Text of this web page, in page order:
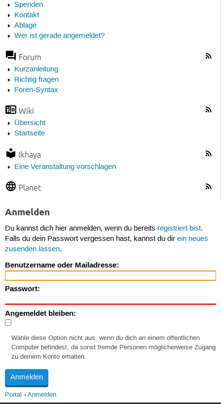
Spenden
Kontakt
Ablage
Wer ist gerade angemeldet?
Forum
Kurzanleitung
Richtig fragen
Foren-Syntax
Wiki
Übersicht
Startseite
Ikhaya
Eine Veranstaltung vorschlagen
Planet
Anmelden
Du kannst dich hier anmelden, wenn du bereits registriert bist.
Falls du dein Passwort vergessen hast, kannst du dir ein neues
zusenden lassen.
Benutzername oder Mailadresse:
Passwort:
Angemeldet bleiben:
Wähle diese Option nicht aus, wenn du dich an einem öffentlichen
Computer befindest, da sonst fremde Personen möglicherweise Zugang
zu deinem Konto erhalten.
Portal Anmelden